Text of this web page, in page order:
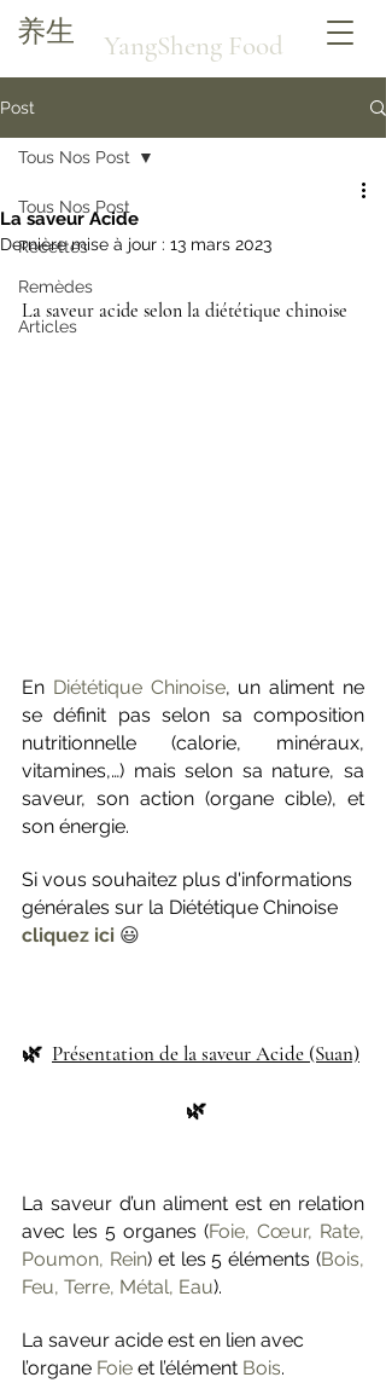
养生 YangSheng Food
Post
Tous Nos Post
Recettes
Remèdes
Articles
Tous Nos Post
La saveur Acide
Dernière mise à jour : 13 mars 2023
La saveur acide selon la diététique chinoise
En Diététique Chinoise, un aliment ne
se définit pas selon sa composition
nutritionnelle (calorie, minéraux,
vitamines,…) mais selon sa nature, sa
saveur, son action (organe cible), et
son énergie.
Si vous souhaitez plus d'informations
générales sur la Diététique Chinoise
cliquez ici 😃
🌿 Présentation de la saveur Acide (Suan)
🌿
La saveur d’un aliment est en relation
avec les 5 organes (Foie, Cœur, Rate,
Poumon, Rein) et les 5 éléments (Bois,
Feu, Terre, Métal, Eau).
La saveur acide est en lien avec
l’organe Foie et l’élément Bois.